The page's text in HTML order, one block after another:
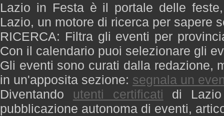
Lazio in Festa è il portale delle
Lazio, un motore di ricerca per sapere
RICERCA: Filtra gli eventi per
Con il calendario puoi selezionare gli
Gli eventi sono curati dalla redazione,
in un'apposita sezione: segnala un
Diventando utenti certificati di
pubblicazione autonoma di eventi,